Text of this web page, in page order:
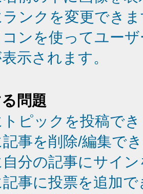
ンクを変更でき
コンを使ってユー
示されます。
問題
ピックを投稿で
事を削除/編集で
分の記事にサイ
事に投票を追加